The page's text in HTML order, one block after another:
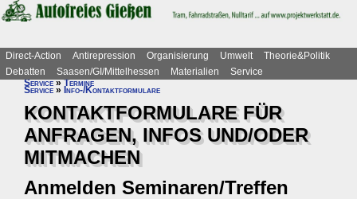
Direct-Action Antirepression Organisierung Umwelt
Theorie&Politik
Debatten
Saasen/GI/Mittelhessen Materialien
Service
Service»Termine
Service » Info-/Kontaktformulare
KONTAKTFORMULARE FÜR
ANFRAGEN, INFOS UND/ODER
MITMACHEN
Anmelden Seminaren/Treffen